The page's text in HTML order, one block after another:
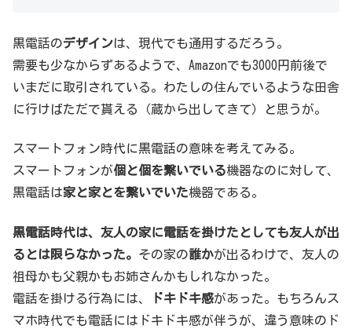
黒電話のデザインは、現代でも通用するだろう。
需要も少なからずあるようで、Amazonでも3000円前後で
いまだに取引されている。わたしの住んでいるような田舎
に行けばただで貰える（蔵から出してきて）と思うが。
スマートフォン時代に黒電話の意味を考えてみる。
スマートフォンが個と個を繋いでいる機器なのに対して、
黒電話は家と家とを繋いでいた機器である。
黒電話時代は、友人の家に電話を掛けたとしても友人が出
るとは限らなかった。 その家の誰かが出るわけで、友人の
祖母かも父親かもお姉さんかもしれなかった。
電話を掛ける行為には、
ドキドキ感があった。もちろんス
マホ時代でも電話にはドキドキ感が伴うが、違う意味のド